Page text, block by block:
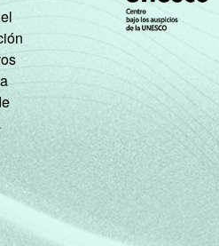
da Sociedade da Informação